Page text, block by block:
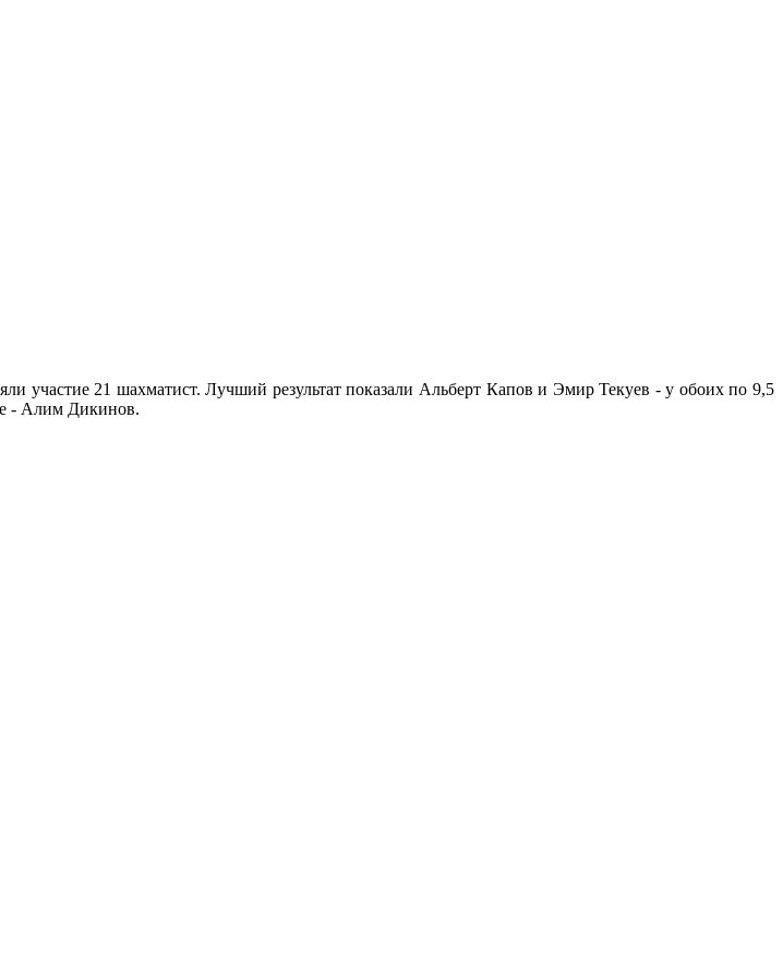
участие 21 шахматист. Лучший результат показали Альберт Капов и Эмир Текуев - у обоих по 9,5
- Алим Дикинов.